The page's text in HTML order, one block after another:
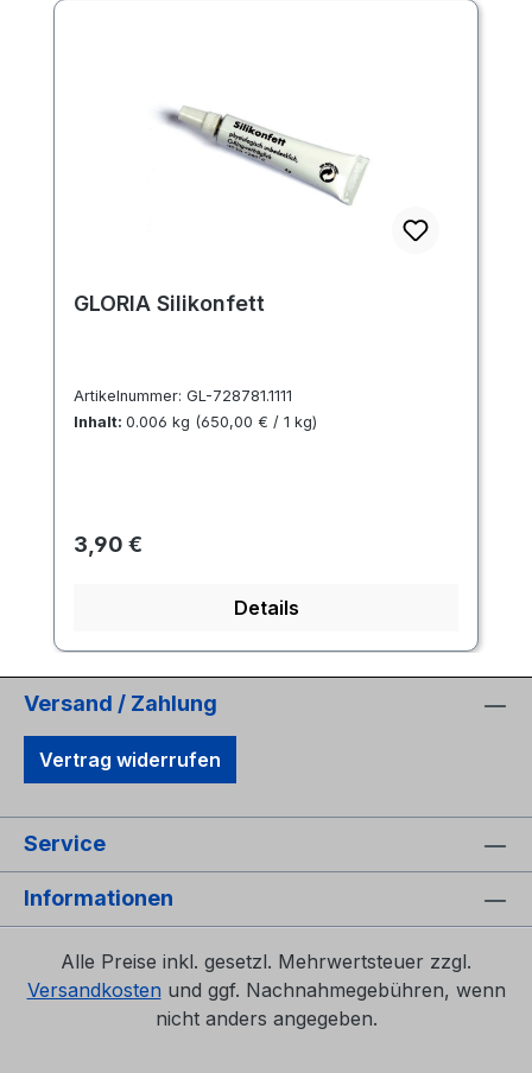
GLORIA Silikonfett
Artikelnummer: GL-728781.1111
Inhalt: 0.006 kg (650,00 € / 1 kg)
Regulärer Preis:
3,90 €
Details
Versand / Zahlung
Vertrag widerrufen
Service
Informationen
Alle Preise inkl. gesetzl. Mehrwertsteuer zzgl.
Versandkosten und ggf. Nachnahmegebühren, wenn
nicht anders angegeben.